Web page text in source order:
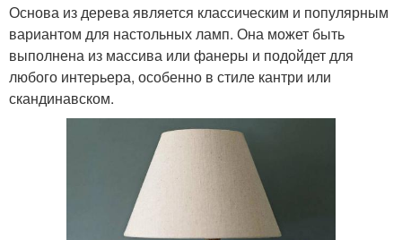
Основа из дерева является классическим и популярным
вариантом для настольных ламп. Она может быть
выполнена из массива или фанеры и подойдет для
любого интерьера, особенно в стиле кантри или
скандинавском.